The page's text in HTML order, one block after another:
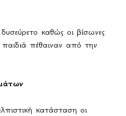
καθώς οι βίσωνες
παιδιά πέθαιναν από την
κατάσταση οι